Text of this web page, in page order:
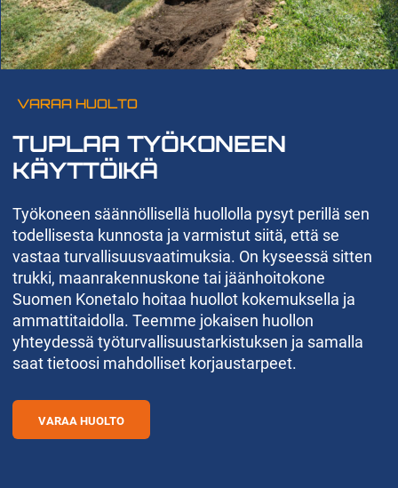
VARAA HUOLTO
TUPLAA TYÖKONEEN
KÄYTTÖIKÄ
Työkoneen säännöllisellä huollolla pysyt perillä sen
todellisesta kunnosta ja varmistut siitä, että se
vastaa turvallisuusvaatimuksia. On kyseessä sitten
trukki, maanrakennuskone tai jäänhoitokone
Suomen Konetalo hoitaa huollot kokemuksella ja
ammattitaidolla. Teemme jokaisen huollon
yhteydessä työturvallisuustarkistuksen ja samalla
saat tietoosi mahdolliset korjaustarpeet.
VARAA HUOLTO